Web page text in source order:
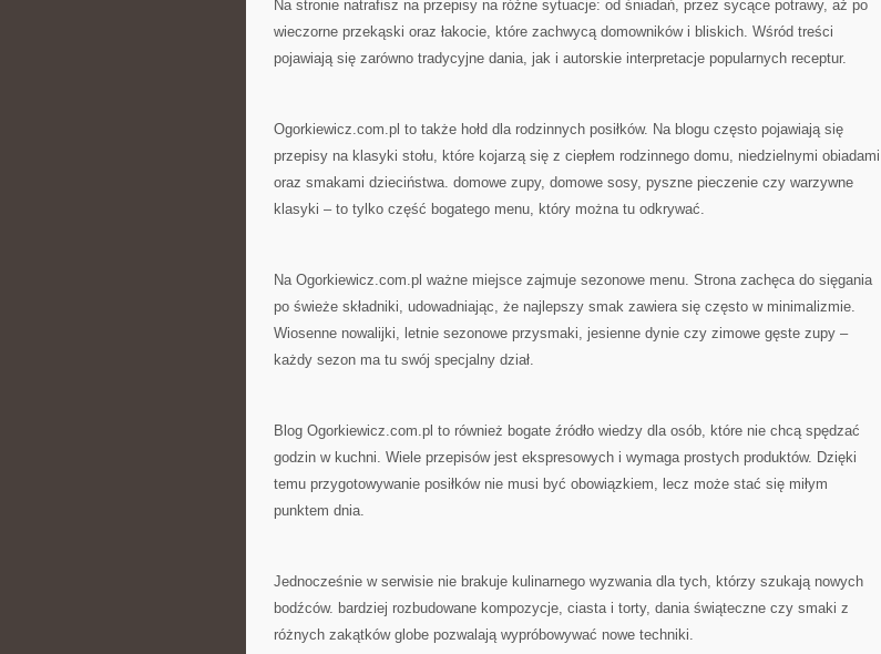
Na stronie natrafisz na przepisy na różne sytuacje: od śniadań, przez sycące potrawy, aż po
wieczorne przekąski oraz łakocie, które zachwycą domowników i bliskich. Wśród treści
pojawiają się zarówno tradycyjne dania, jak i autorskie interpretacje popularnych receptur.
Ogorkiewicz.com.pl to także hołd dla rodzinnych posiłków. Na blogu często pojawiają się
przepisy na klasyki stołu, które kojarzą się z ciepłem rodzinnego domu, niedzielnymi obiadami
oraz smakami dzieciństwa. domowe zupy, domowe sosy, pyszne pieczenie czy warzywne
klasyki – to tylko część bogatego menu, który można tu odkrywać.
Na Ogorkiewicz.com.pl ważne miejsce zajmuje sezonowe menu. Strona zachęca do sięgania
po świeże składniki, udowadniając, że najlepszy smak zawiera się często w minimalizmie.
Wiosenne nowalijki, letnie sezonowe przysmaki, jesienne dynie czy zimowe gęste zupy –
każdy sezon ma tu swój specjalny dział.
Blog Ogorkiewicz.com.pl to również bogate źródło wiedzy dla osób, które nie chcą spędzać
godzin w kuchni. Wiele przepisów jest ekspresowych i wymaga prostych produktów. Dzięki
temu przygotowywanie posiłków nie musi być obowiązkiem, lecz może stać się miłym
punktem dnia.
Jednocześnie w serwisie nie brakuje kulinarnego wyzwania dla tych, którzy szukają nowych
bodźców. bardziej rozbudowane kompozycje, ciasta i torty, dania świąteczne czy smaki z
różnych zakątków globe pozwalają wypróbowywać nowe techniki.